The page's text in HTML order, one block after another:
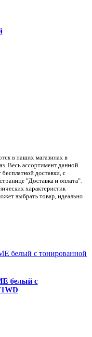
в наших магазинах в
Весь ассортимент данной
доставки, с
"Доставка и оплата".
характеристик
выбрать товар, идеально
белый с